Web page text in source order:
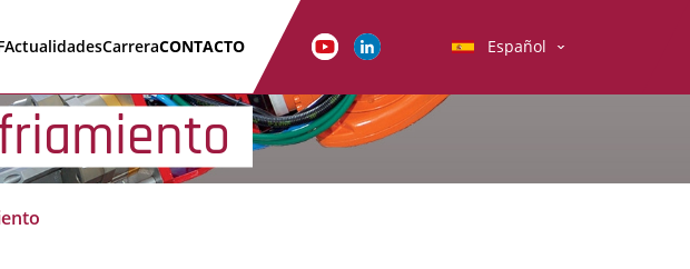
ActualidadesCarreraCONTACTO Español